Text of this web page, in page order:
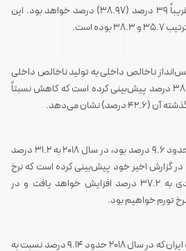
ناخالص داخلی در سال 2019 تقریباً 39 درصد (38.97) درصد خواهد بود. این
ناخالص داخلی به تولید ناخالص داخلی
ایران را برای سال 2019 حدود 38.6 درصد پیش‌بینی کرده است که کاهش نسبتاً
نشان می‌دهد.
نرخ تورم ایران که در سال 2017 حدود 9.6 درصد بود،‌ در سال 2018 به 31.2 درصد
گزارش اخیر خود پیش‌بینی کرده است که نرخ
تورم ایران در سال جاری میلادی به 37.2 درصد افزایش خواهد یافت و در
تورم خواهیم بود.
حجم واردات کالاها و خدمات به ایران که در سال 2018 حدود 9.14 درصد نسبت به